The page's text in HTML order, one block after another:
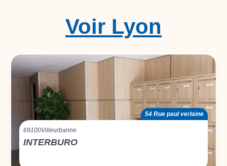
Lyon
Voir
54 Rue paul verlaine
69100Villeurbanne
INTERBURO